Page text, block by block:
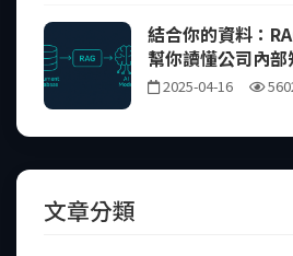
結合你的資料：
幫你讀懂公司內部
2025-04-16
文章分類